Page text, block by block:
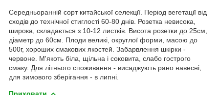
Середньоранній сорт китайської селекції. Період вегетації від
сходів до технічної стиглості 60-80 днів. Розетка невисока,
широка, складається з 10-12 листків. Висота розетки до 25см,
діаметр до 60см. Плоди великі, округлої форми, масою до
500г, хороших смакових якостей. Забарвлення шкірки -
червоне. М'якоть біла, щільна і соковита, слабо гострого
смаку. Для літнього споживання - висаджують рано навесні,
для зимового зберігання - в липні.
Приховати